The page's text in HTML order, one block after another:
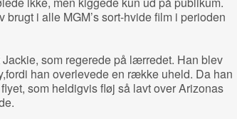
brugt i alle MGM’s sort-hvide film i perioden
som regerede på lærredet. Han blev
han overlevede en række uheld. Da han
som heldigvis fløj så lavt over Arizonas